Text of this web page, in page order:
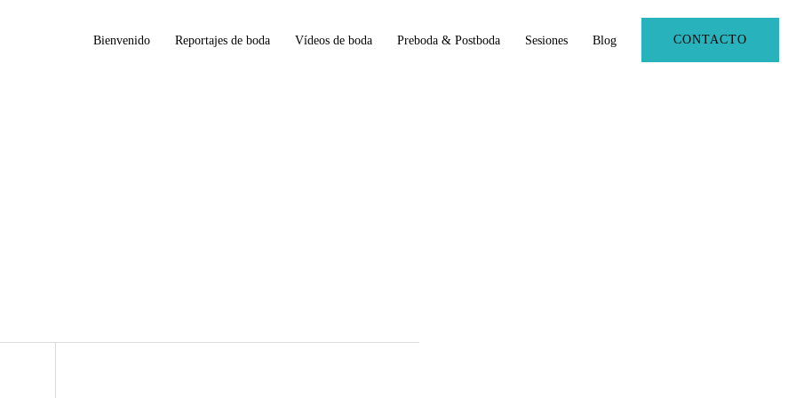
Bienvenido Reportajes de boda Vídeos de boda Preboda & Postboda Sesiones Blog CONTACTO